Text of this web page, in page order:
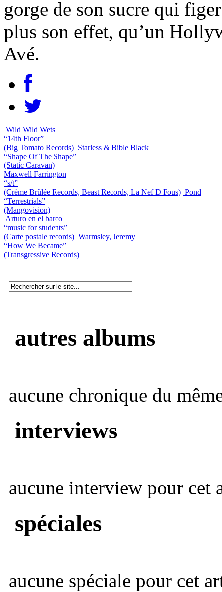
gorge de son sucre qui
plus son effet, qu’un
Avé.
Wild Wild Wets
“14th Floor”
(Big Tomato Records) Starless & Bible Black
“Shape Of The Shape”
(Static Caravan)
Maxwell Farrington
“s/t”
(Crème Brûlée Records, Beast Records, La Nef D Fous) Pond
“Terrestrials”
(Mangovision)
Arturo en el barco
“music for students”
(Carte postale records) Warmsley, Jeremy
“How We Became”
(Transgressive Records)
autres albums
aucune chronique du
interviews
aucune interview pour cet
spéciales
aucune spéciale pour cet